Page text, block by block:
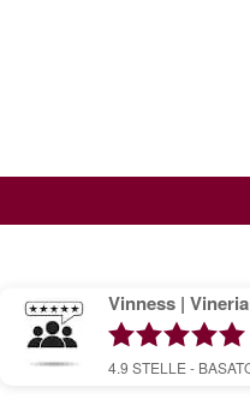
Vinness |
4.9 STELLE -